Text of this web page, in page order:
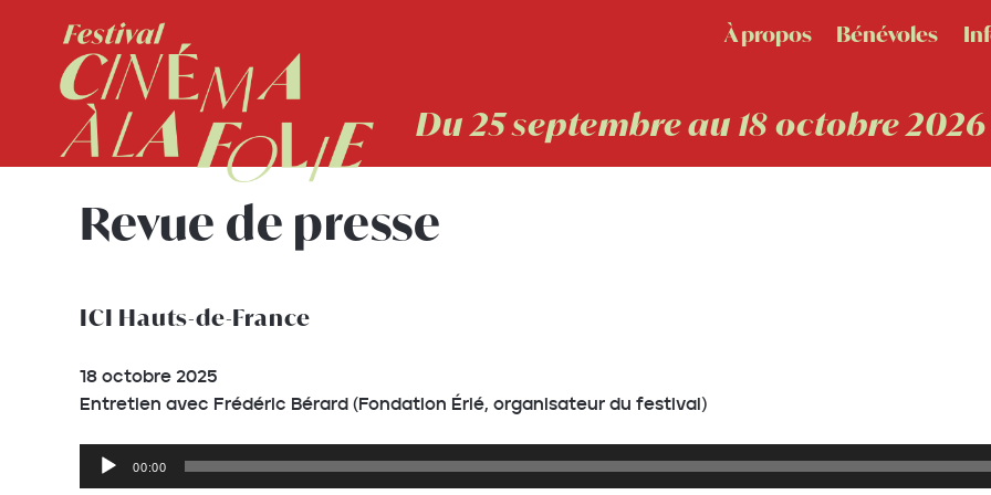
Du 25 septembre au 18 octobre 2026
À propos Bénévoles
Revue de presse
ICI Hauts-de-France
18 octobre 2025
Entretien avec Frédéric Bérard (Fondation Érié, organisateur du festival)
Lecteur
audio
00:00